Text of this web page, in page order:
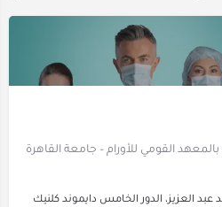
القومي للأورام – جامعة القاهرة